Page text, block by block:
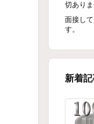
切あり
面接し
す。
新着